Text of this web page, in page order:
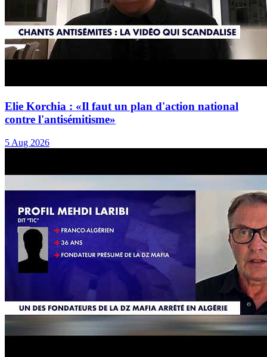
Elie Korchia : «Il faut un plan d'action national
contre l'antisémitisme»
5 Aug 2026